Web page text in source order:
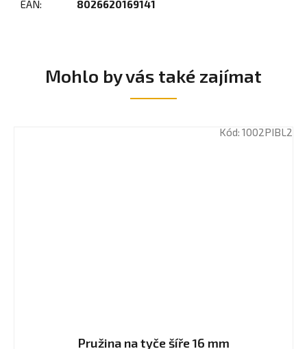
EAN: 8026620169141
Mohlo by vás také zajímat
Pružina na tyče šíře 16 mm
Kód: 1002PIBL2